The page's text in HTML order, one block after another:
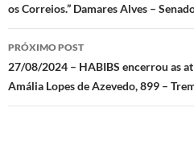
os Correios.” Damares Alves –
PRÓXIMO POST
27/08/2024 – HABIBS encerrou as
Amália Lopes de Azevedo, 899 –